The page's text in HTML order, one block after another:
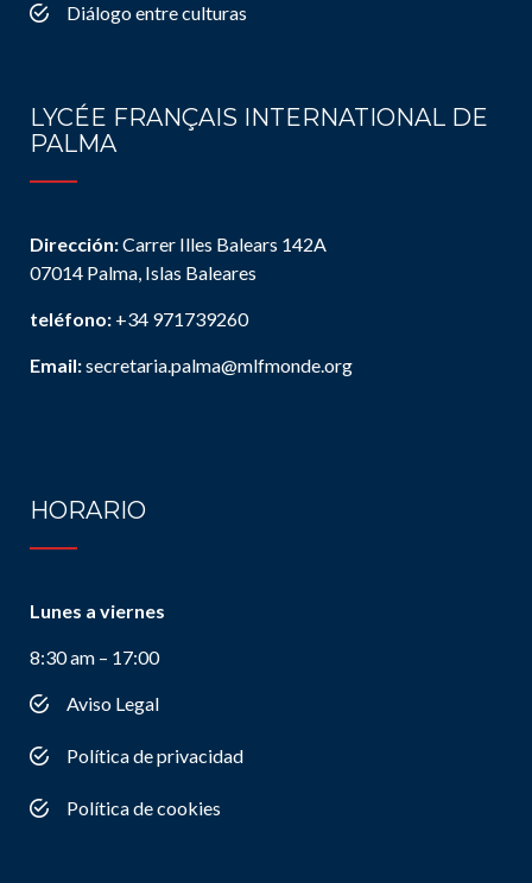
Diálogo entre culturas
LYCÉE FRANÇAIS INTERNATIONAL DE
PALMA
Dirección:Carrer Illes Balears 142A
07014 Palma, Islas Baleares
teléfono: +34 971739260
Email:secretaria.palma@mlfmonde.org
HORARIO
Lunes a viernes
8:30 am – 17:00
Aviso Legal
Política de privacidad
Política de cookies